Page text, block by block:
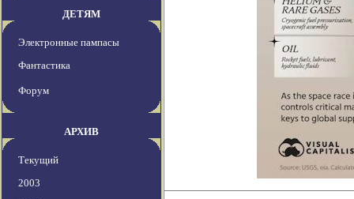
ДЕТЯМ
Электронные пампасы
Фантастика
Форум
АРХИВ
Текущий
2003